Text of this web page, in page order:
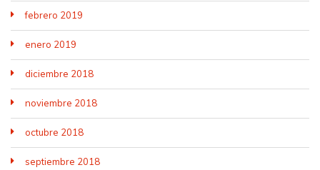
febrero 2019
enero 2019
diciembre 2018
noviembre 2018
octubre 2018
septiembre 2018